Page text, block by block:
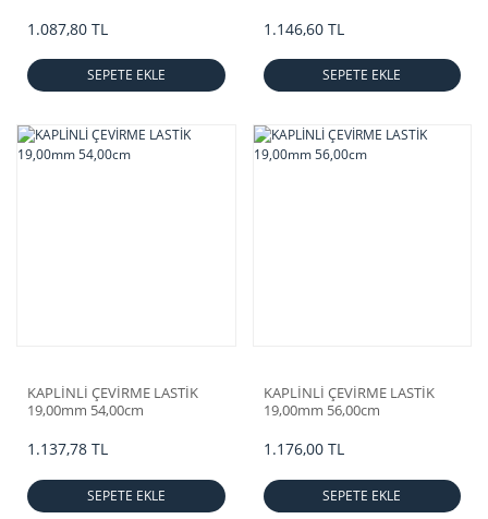
1.087,80 TL
SEPETE EKLE
1.146,60 TL
SEPETE EKLE
KAPLİNLİ ÇEVİRME LASTİK
19,00mm 54,00cm
1.137,78 TL
SEPETE EKLE
KAPLİNLİ ÇEVİRME LASTİK
19,00mm 56,00cm
1.176,00 TL
SEPETE EKLE